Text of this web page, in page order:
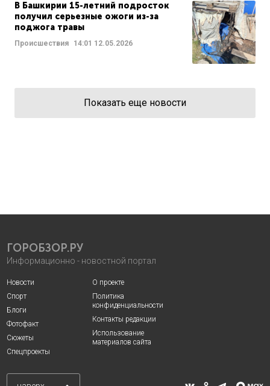
В Башкирии 15-летний подросток
получил серьезные ожоги из-за
поджога травы
Происшествия 14:01 12.05.2026
Показать еще новости
ГОРОБЗОР.РУ
Информационно - новостной портал
Новости
Спорт
Блоги
Фотофакт
Сюжеты
Спецпроекты
О проекте
Политика
конфиденциальности
Контакты редакции
Использование
материалов сайта